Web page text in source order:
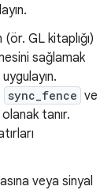
(ör. GL kitaplığı)
sağlamak
sync_fence ve
tanır.
veya sinyal